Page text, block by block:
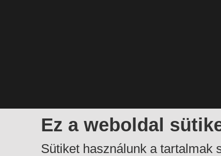
Ez a weboldal
Sütiket használunk a tartalmak